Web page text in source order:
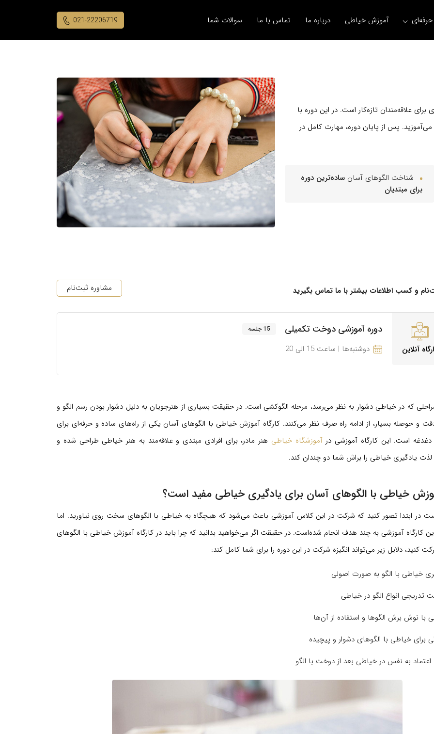
آموزش خیاطی درباره ما تماس با ما سوالات شما 021-22206719
برای علاقه‌مندان تازه‌کار است. در این دوره با
پس از پایان دوره، مهارت کامل در
شناخت الگوهای آسان ساده‌ترین دوره
برای مبتدیان
و کسب اطلاعات بیشتر با ما تماس بگیرید مشاوره ثبت‌نام
آنلاین
دوره آموزشی دوخت تکمیلی 15 جلسه
دوشنبه‌ها | ساعت 15 الی 20
که در خیاطی دشوار به نظر می‌رسد، مرحله الگوکشی است. در حقیقت بسیاری از هنرجویان به دلیل دشوار بودن رسم الگو و
و حوصله بسیار، از ادامه راه صرف نظر می‌کنند. کارگاه آموزش خیاطی با الگوهای آسان یکی از راه‌های ساده و حرفه‌ای برای
است. این کارگاه آموزشی در آموزشگاه خیاطی هنر مادر، برای افرادی مبتدی و علاقه‌مند به هنر خیاطی طراحی شده و
لذت یادگیری خیاطی را براش شما دو چندان کند.
خیاطی با الگوهای آسان برای یادگیری خیاطی مفید است؟
در ابتدا تصور کنید که شرکت در این کلاس آموزشی باعث می‌شود که هیچگاه به خیاطی با الگوهای سخت روی نیاورید. اما
کارگاه آموزشی به چند هدف انجام شده‌است. در حقیقت اگر می‌خواهید بدانید که چرا باید در کارگاه آموزش خیاطی با الگوهای
کنید، دلایل زیر می‌تواند انگیزه شرکت در این دوره را برای شما کامل کند:
خیاطی با الگو به صورت اصولی
تدریجی انواع الگو در خیاطی
با نوش برش الگوها و استفاده از آن‌ها
برای خیاطی با الگوهای دشوار و پیچیده
اعتماد به نفس در خیاطی بعد از دوخت با الگو